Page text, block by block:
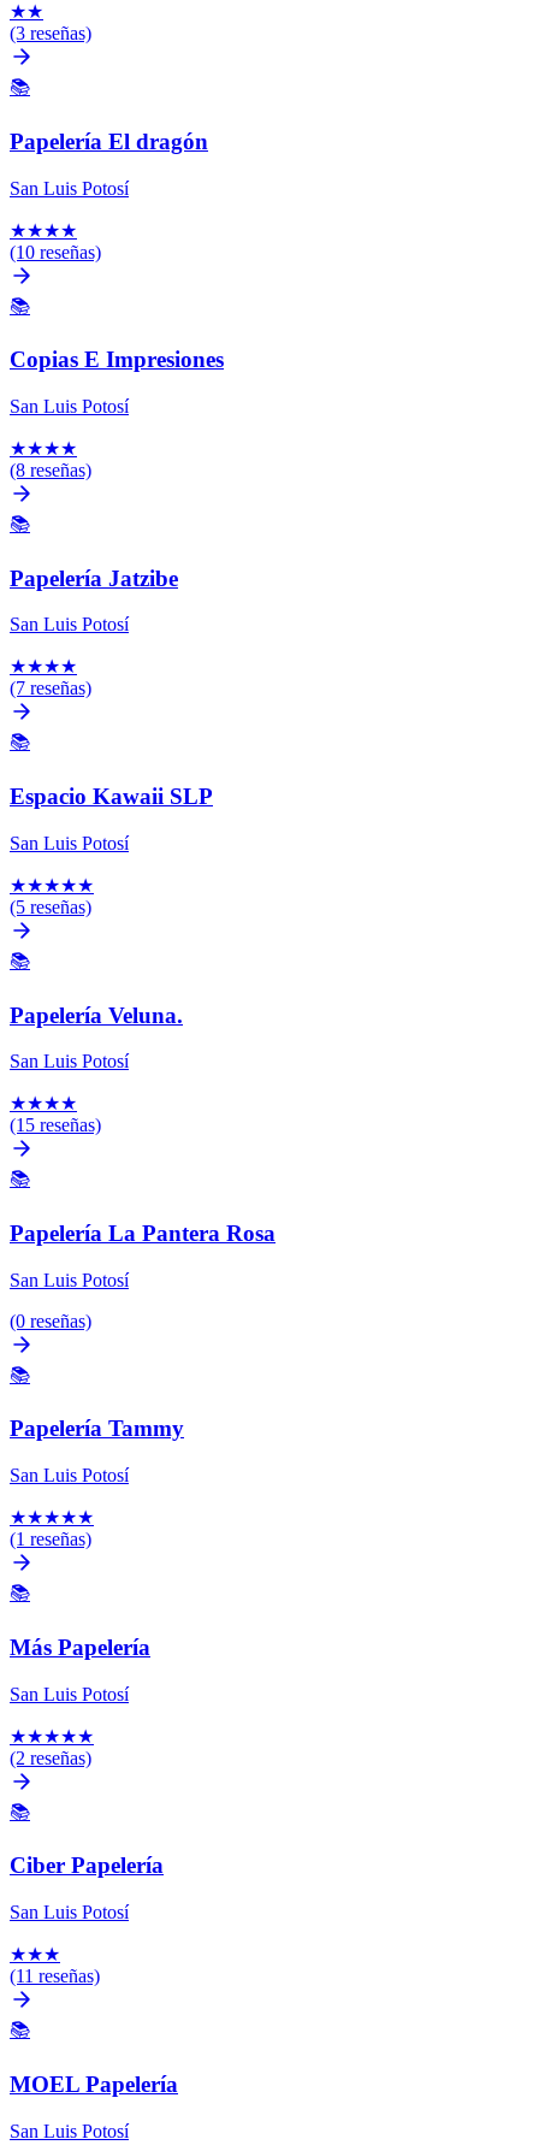
★★
(3 reseñas)
📚
Papelería El dragón
San Luis Potosí
★★★★
(10 reseñas)
📚
Copias E Impresiones
San Luis Potosí
★★★★
(8 reseñas)
📚
Papelería Jatzibe
San Luis Potosí
★★★★
(7 reseñas)
📚
Espacio Kawaii SLP
San Luis Potosí
★★★★★
(5 reseñas)
📚
Papelería Veluna.
San Luis Potosí
★★★★
(15 reseñas)
📚
Papelería La Pantera Rosa
San Luis Potosí
(0 reseñas)
📚
Papelería Tammy
San Luis Potosí
★★★★★
(1 reseñas)
📚
Más Papelería
San Luis Potosí
★★★★★
(2 reseñas)
📚
Ciber Papelería
San Luis Potosí
★★★
(11 reseñas)
📚
MOEL Papelería
San Luis Potosí